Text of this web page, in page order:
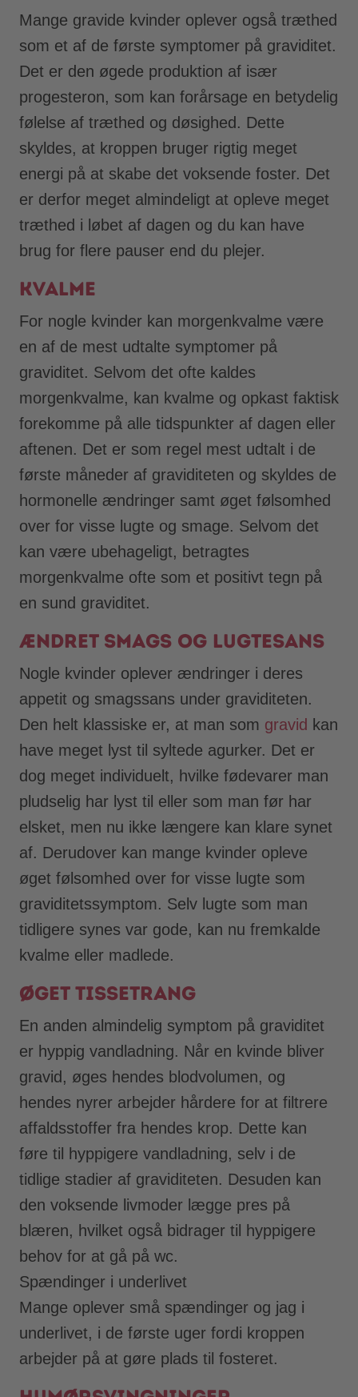
Mange gravide kvinder oplever også træthed
som et af de første symptomer på graviditet.
Det er den øgede produktion af især
progesteron, som kan forårsage en betydelig
følelse af træthed og døsighed. Dette
skyldes, at kroppen bruger rigtig meget
energi på at skabe det voksende foster. Det
er derfor meget almindeligt at opleve meget
træthed i løbet af dagen og du kan have
brug for flere pauser end du plejer.
Kvalme
For nogle kvinder kan morgenkvalme være
en af de mest udtalte symptomer på
graviditet. Selvom det ofte kaldes
morgenkvalme, kan kvalme og opkast faktisk
forekomme på alle tidspunkter af dagen eller
aftenen. Det er som regel mest udtalt i de
første måneder af graviditeten og skyldes de
hormonelle ændringer samt øget følsomhed
over for visse lugte og smage. Selvom det
kan være ubehageligt, betragtes
morgenkvalme ofte som et positivt tegn på
en sund graviditet.
Ændret smags og lugtesans
Nogle kvinder oplever ændringer i deres
appetit og smagssans under graviditeten.
Den helt klassiske er, at man som gravid kan
have meget lyst til syltede agurker. Det er
dog meget individuelt, hvilke fødevarer man
pludselig har lyst til eller som man før har
elsket, men nu ikke længere kan klare synet
af. Derudover kan mange kvinder opleve
øget følsomhed over for visse lugte som
graviditetssymptom. Selv lugte som man
tidligere synes var gode, kan nu fremkalde
kvalme eller madlede.
Øget tissetrang
En anden almindelig symptom på graviditet
er hyppig vandladning. Når en kvinde bliver
gravid, øges hendes blodvolumen, og
hendes nyrer arbejder hårdere for at filtrere
affaldsstoffer fra hendes krop. Dette kan
føre til hyppigere vandladning, selv i de
tidlige stadier af graviditeten. Desuden kan
den voksende livmoder lægge pres på
blæren, hvilket også bidrager til hyppigere
behov for at gå på wc.
Spændinger i underlivet
Mange oplever små spændinger og jag i
underlivet, i de første uger fordi kroppen
arbejder på at gøre plads til fosteret.